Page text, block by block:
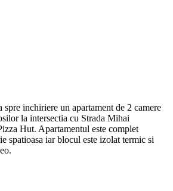
spre inchiriere un apartament de 2 camere
la intersectia cu Strada Mihai
Hut. Apartamentul este complet
spatioasa iar blocul este izolat termic si